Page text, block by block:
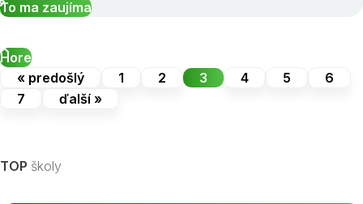
To ma zaujíma
Hore
« predošlý
1 2 3 4 5
6
7
ďalší »
TOP školy